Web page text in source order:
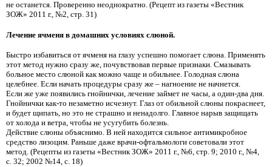
не останется. Проверенно неоднократно. (Рецепт из газеты «Вестник
ЗОЖ» 2011 г., №2, стр. 31)
Лечение ячменя в домашних условиях слюной.
Быстро избавиться от ячменя на глазу успешно помогает слюна. Применять
этот метод нужно сразу же, почувствовав первые признаки. Смазывать
больное место слюной как можно чаще и обильнее. Голодная слюна
целебнее. Если начать процедуры сразу же – нагноение не начнется.
Если же уже появились гнойнички, лечение займет не часы, а один-два дня.
Гнойнички как-то незаметно исчезнут. Глаз от обильной слюны покраснеет,
и будет щипать, но это не страшно и ненадолго. Главное нарыв защищать
от холода и ветра, чтобы не усугубить болезнь.
Действие слюны объяснимо. В ней находится сильное антимикробное
средство лизоцим. Раньше даже врачи-офтальмологи советовали этот
метод. (Рецепты из газеты «Вестник ЗОЖ» 2011 г., №6, стр. 9; 2010 г., №4,
с. 32; 2002 №14, с. 18)